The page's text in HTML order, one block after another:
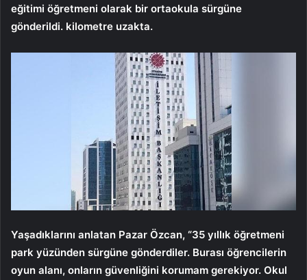
eğitimi öğretmeni olarak bir ortaokula sürgüne
gönderildi. kilometre uzakta.
Yaşadıklarını anlatan Pazar Özcan, “35 yıllık öğretmeni
park yüzünden sürgüne gönderdiler. Burası öğrencilerin
oyun alanı, onların güvenliğini korumam gerekiyor. Okul